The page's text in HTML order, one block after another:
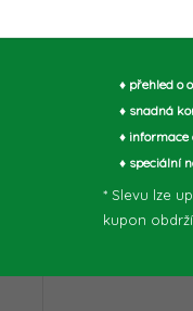
spolehlivý nástroj,
snadné a
řetězů. Díky
designu a...
♦ přehled o
♦ snadná
♦ informace
♦ speciální
* Slevu lze
kupon